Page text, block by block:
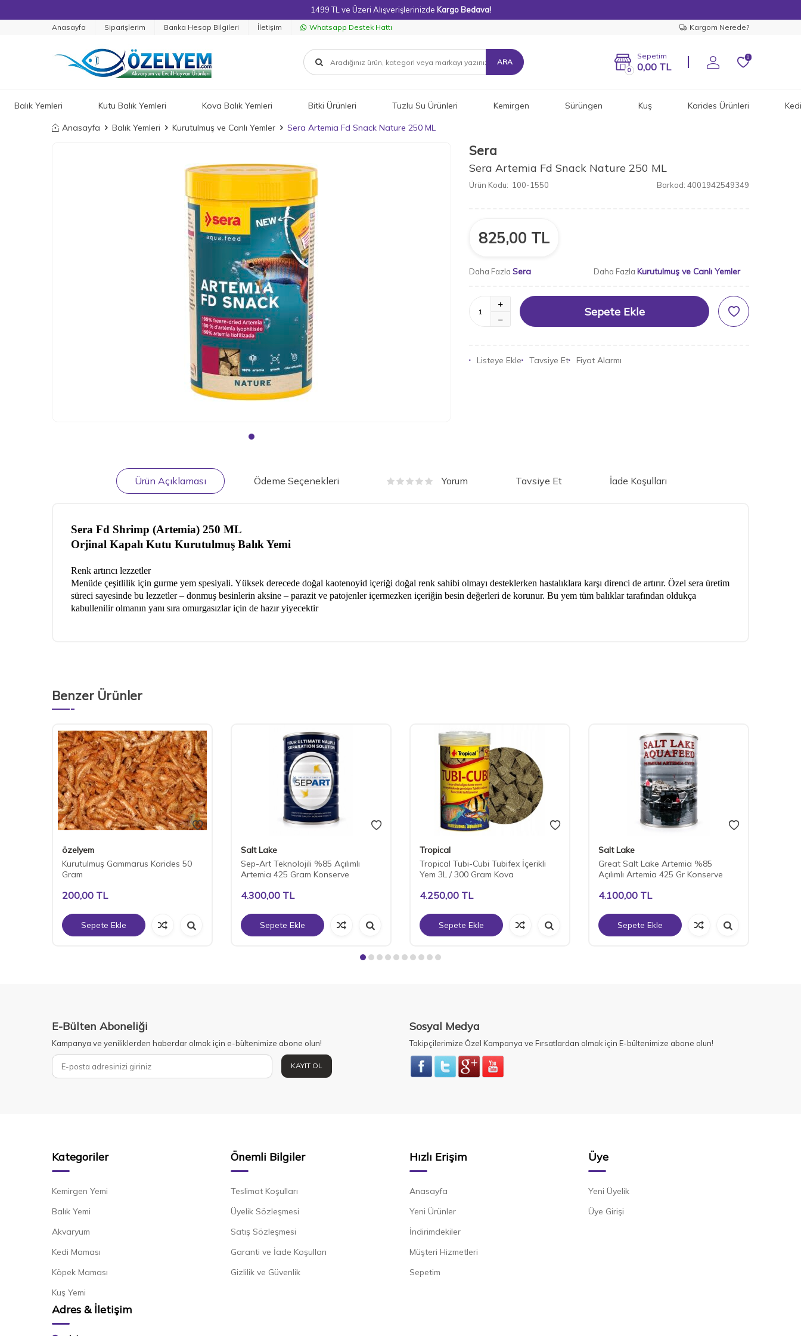
1499 TL ve Üzeri Alışverişlerinizde Kargo Bedava!
Anasayfa Siparişlerim Banka Hesap Bilgileri İletişim Whatsapp Destek Hattı Kargom Nerede?
ARA
0
Sepetim
0,00 TL
0
Balık Yemleri Kutu Balık Yemleri Kova Balık Yemleri Bitki Ürünleri Tuzlu Su Ürünleri Kemirgen Sürüngen Kuş Karides Ürünleri Kedi
Anasayfa Balık Yemleri Kurutulmuş ve Canlı Yemler Sera Artemia Fd Snack Nature 250 ML
Sera
Sera Artemia Fd Snack Nature 250 ML
Ürün Kodu: 100-1550 Barkod: 4001942549349
825,00 TL
Daha Fazla Sera Daha Fazla Kurutulmuş ve Canlı Yemler
Sepete Ekle
Listeye Ekle Tavsiye Et Fiyat Alarmı
Ürün Açıklaması Ödeme Seçenekleri Yorum Tavsiye Et İade Koşulları
Sera Fd Shrimp (Artemia) 250 ML
Orjinal Kapalı Kutu Kurutulmuş Balık Yemi
Renk artırıcı lezzetler
Menüde çeşitlilik için gurme yem spesiyali. Yüksek derecede doğal kaotenoyid içeriği doğal renk sahibi olmayı desteklerken hastalıklara karşı direnci de artırır. Özel sera üretim
süreci sayesinde bu lezzetler – donmuş besinlerin aksine – parazit ve patojenler içermezken içeriğin besin değerleri de korunur. Bu yem tüm balıklar tarafından oldukça
kabullenilir olmanın yanı sıra omurgasızlar için de hazır yiyecektir
Benzer Ürünler
özelyem
Kurutulmuş Gammarus Karides 50
Gram
200,00 TL
Sepete Ekle
Salt Lake
Sep-Art Teknolojili %85 Açılımlı
Artemia 425 Gram Konserve
4.300,00 TL
Sepete Ekle
Tropical
Tropical Tubi-Cubi Tubifex İçerikli
Yem 3L / 300 Gram Kova
4.250,00 TL
Sepete Ekle
Salt Lake
Great Salt Lake Artemia %85
Açılımlı Artemia 425 Gr Konserve
4.100,00 TL
Sepete Ekle
E-Bülten Aboneliği
Kampanya ve yeniliklerden haberdar olmak için e-bültenimize abone olun!
KAYIT OL
Sosyal Medya
Takipçilerimize Özel Kampanya ve Fırsatlardan olmak için E-bültenimize abone olun!
Kategoriler
Kemirgen Yemi
Balık Yemi
Akvaryum
Kedi Maması
Köpek Maması
Kuş Yemi
Önemli Bilgiler
Teslimat Koşulları
Üyelik Sözleşmesi
Satış Sözleşmesi
Garanti ve İade Koşulları
Gizlilik ve Güvenlik
Hızlı Erişim
Anasayfa
Yeni Ürünler
İndirimdekiler
Müşteri Hizmetleri
Sepetim
Üye
Yeni Üyelik
Üye Girişi
Adres & İletişim